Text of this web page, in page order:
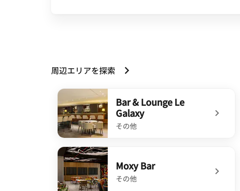
周辺エリアを探索
Bar & Lounge Le
Galaxy
その他
undefined Bar & Lounge Le Galaxy
Moxy Bar
その他